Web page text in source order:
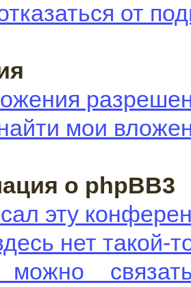
от
мои
о phpBB3
эту
нет такой-